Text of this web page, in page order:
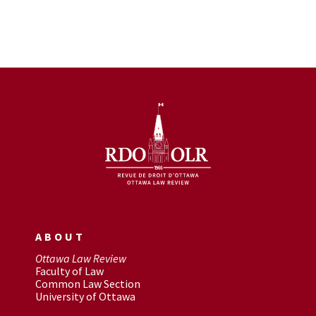
ABOUT
Ottawa Law Review
Faculty of Law
Common Law Section
University of Ottawa